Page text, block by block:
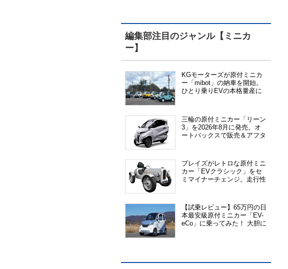
編集部注目のジャンル【ミニカ
ー】
KGモーターズが原付ミニカ
ー「mibot」の納車を開始。
ひとり乗りEVの本格量産に
三輪の原付ミニカー「リーン
3」を2026年8月に発売。オ
ートバックスで販売＆アフタ
ブレイズがレトロな原付ミニ
カー「EVクラシック」をセ
ミマイナーチェンジ。走行性
【試乗レビュー】65万円の日
本最安級原付ミニカー「EV-
eCo」に乗ってみた！ 大胆に